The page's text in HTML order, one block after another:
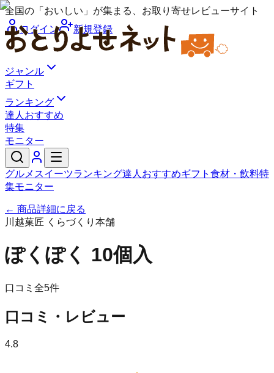
全国の「おいしい」が集まる、お取り寄せレビューサイト
ログイン
新規登録
ジャンル
ギフト
ランキング
達人おすすめ
特集
モニター
グルメ スイーツランキング達人おすすめギフト 食材・飲料特
集モニター
← 商品詳細に戻る
川越菓匠 くらづくり本舗
ぽくぽく 10個入
口コミ全5件
口コミ・レビュー
4.8